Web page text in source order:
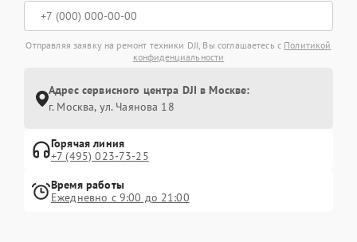
Отправляя заявку на ремонт техники DJI, Вы соглашаетесь с Политикой
конфиденциальности
Адрес сервисного центра DJI в Москве:
г. Москва, ул. Чаянова 18
Горячая линия
+7 (495) 023-73-25
Время работы
Ежедневно с 9:00 до 21:00